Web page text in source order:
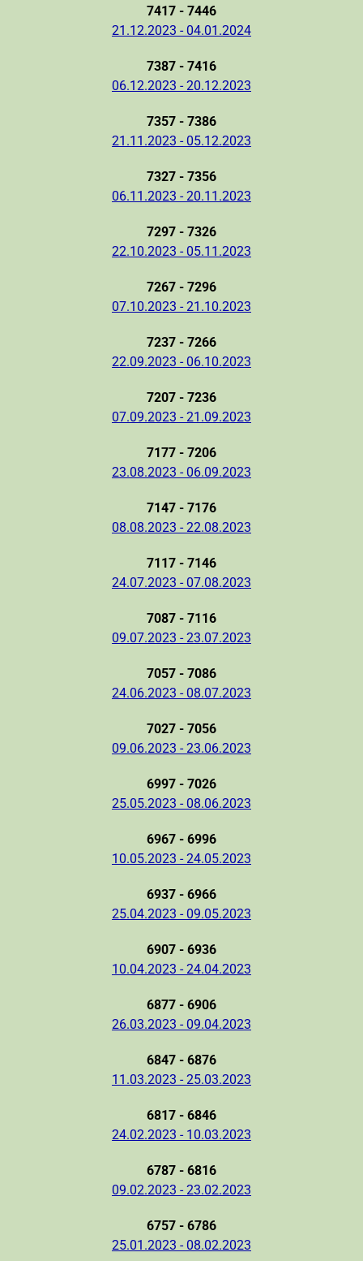
7417 - 7446
21.12.2023 - 04.01.2024
7387 - 7416
06.12.2023 - 20.12.2023
7357 - 7386
21.11.2023 - 05.12.2023
7327 - 7356
06.11.2023 - 20.11.2023
7297 - 7326
22.10.2023 - 05.11.2023
7267 - 7296
07.10.2023 - 21.10.2023
7237 - 7266
22.09.2023 - 06.10.2023
7207 - 7236
07.09.2023 - 21.09.2023
7177 - 7206
23.08.2023 - 06.09.2023
7147 - 7176
08.08.2023 - 22.08.2023
7117 - 7146
24.07.2023 - 07.08.2023
7087 - 7116
09.07.2023 - 23.07.2023
7057 - 7086
24.06.2023 - 08.07.2023
7027 - 7056
09.06.2023 - 23.06.2023
6997 - 7026
25.05.2023 - 08.06.2023
6967 - 6996
10.05.2023 - 24.05.2023
6937 - 6966
25.04.2023 - 09.05.2023
6907 - 6936
10.04.2023 - 24.04.2023
6877 - 6906
26.03.2023 - 09.04.2023
6847 - 6876
11.03.2023 - 25.03.2023
6817 - 6846
24.02.2023 - 10.03.2023
6787 - 6816
09.02.2023 - 23.02.2023
6757 - 6786
25.01.2023 - 08.02.2023